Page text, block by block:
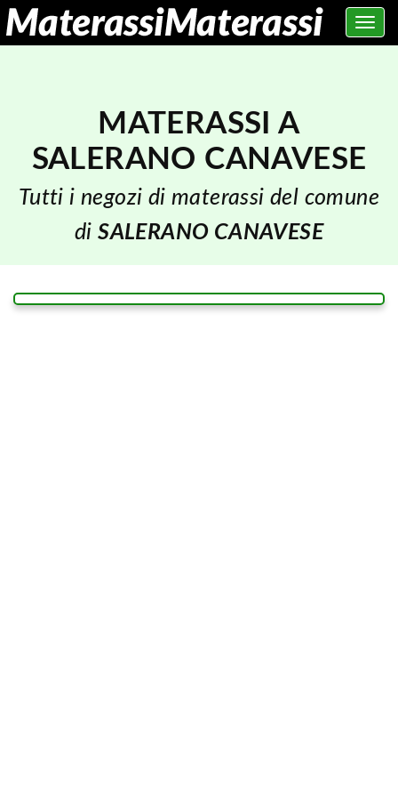
Toggle
MATERASSI A
SALERANO CANAVESE
Tutti i negozi di materassi del comune
diSALERANO CANAVESE